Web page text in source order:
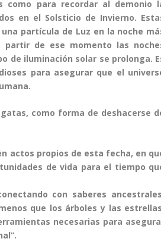
como para recordar al demonio
en el Solsticio de Invierno.
partícula de Luz en la noche
partir de ese momento las
de iluminación solar se prolonga.
para asegurar que el
como forma de deshacerse
actos propios de esta fecha, en
de vida para el tiempo
con saberes
que los árboles y las
necesarias para